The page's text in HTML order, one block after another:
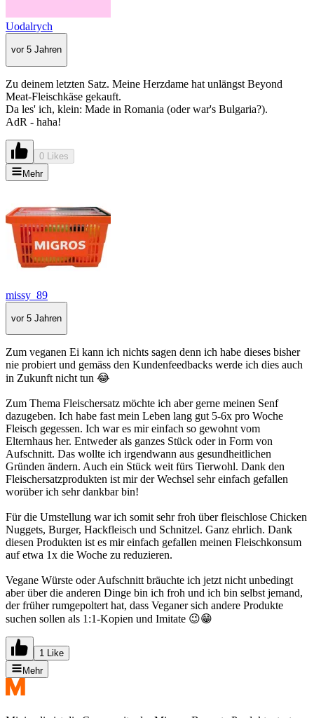
Uodalrych
vor 5 Jahren
Zu deinem letzten Satz. Meine Herzdame hat unlängst Beyond
Meat-Fleischkäse gekauft.
Da les' ich, klein: Made in Romania (oder war's Bulgaria?).
AdR - haha!
0 Likes
Mehr
missy_89
vor 5 Jahren
Zum veganen Ei kann ich nichts sagen denn ich habe dieses bisher
nie probiert und gemäss den Kundenfeedbacks werde ich dies auch
in Zukunft nicht tun 😂
Zum Thema Fleischersatz möchte ich aber gerne meinen Senf
dazugeben. Ich habe fast mein Leben lang gut 5-6x pro Woche
Fleisch gegessen. Ich war es mir einfach so gewohnt vom
Elternhaus her. Entweder als ganzes Stück oder in Form von
Aufschnitt. Das wollte ich irgendwann aus gesundheitlichen
Gründen ändern. Auch ein Stück weit fürs Tierwohl. Dank den
Fleischersatzprodukten ist mir der Wechsel sehr einfach gefallen
worüber ich sehr dankbar bin!
Für die Umstellung war ich somit sehr froh über fleischlose Chicken
Nuggets, Burger, Hackfleisch und Schnitzel. Ganz ehrlich. Dank
diesen Produkten ist es mir einfach gefallen meinen Fleischkonsum
auf etwa 1x die Woche zu reduzieren.
Vegane Würste oder Aufschnitt bräuchte ich jetzt nicht unbedingt
aber über die anderen Dinge bin ich froh und ich bin selbst jemand,
der früher rumgepoltert hat, dass Veganer sich andere Produkte
suchen sollen als 1:1-Kopien und Imitate 😉😁
1 Like
Mehr